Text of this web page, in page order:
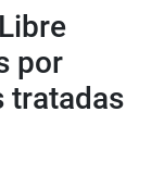
por
tratadas